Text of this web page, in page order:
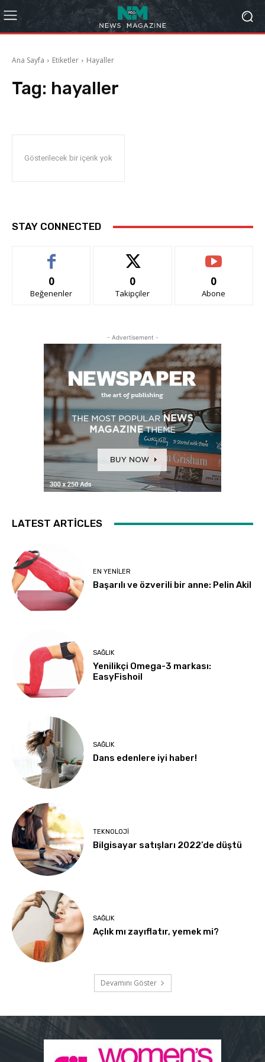
Ana Sayfa Etiketler Hayaller
Tag: hayaller
Gösterilecek bir içerik yok
STAY CONNECTED
0
Beğenenler
0
Takipçiler
0
Abone
- Advertisement -
LATEST ARTICLES
EN YENILER
Başarılı ve özverili bir anne: Pelin Akil
SAĞLIK
Yenilikçi Omega-3 markası:
EasyFishoil
SAĞLIK
Dans edenlere iyi haber!
TEKNOLOJI
Bilgisayar satışları 2022’de düştü
SAĞLIK
Açlık mı zayıflatır, yemek mi?
Devamını Göster